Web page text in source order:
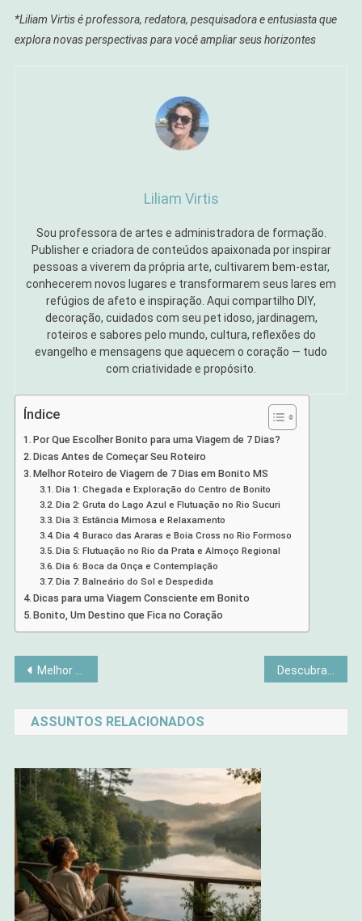
*Liliam Virtis é professora, redatora, pesquisadora e entusiasta que
explora novas perspectivas para você ampliar seus horizontes
Liliam Virtis
Sou professora de artes e administradora de formação.
Publisher e criadora de conteúdos apaixonada por inspirar
pessoas a viverem da própria arte, cultivarem bem-estar,
conhecerem novos lugares e transformarem seus lares em
refúgios de afeto e inspiração. Aqui compartilho DIY,
decoração, cuidados com seu pet idoso, jardinagem,
roteiros e sabores pelo mundo, cultura, reflexões do
evangelho e mensagens que aquecem o coração — tudo
com criatividade e propósito.
Índice
Por Que Escolher Bonito para uma Viagem de 7 Dias?
Dicas Antes de Começar Seu Roteiro
Melhor Roteiro de Viagem de 7 Dias em Bonito MS
Dia 1: Chegada e Exploração do Centro de Bonito
Dia 2: Gruta do Lago Azul e Flutuação no Rio Sucuri
Dia 3: Estância Mimosa e Relaxamento
Dia 4: Buraco das Araras e Boia Cross no Rio Formoso
Dia 5: Flutuação no Rio da Prata e Almoço Regional
Dia 6: Boca da Onça e Contemplação
Dia 7: Balneário do Sol e Despedida
Dicas para uma Viagem Consciente em Bonito
Bonito, Um Destino que Fica no Coração
Navegação
de
Post
Melhor Cartão de Crédito para Viagem em 2025 com Milhas Descubra os 5 Hábitos Diários de Mulheres Criativas e Livres Que Transformam Vidas
ASSUNTOS RELACIONADOS